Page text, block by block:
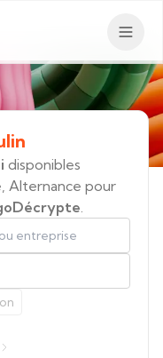
disponibles
Alternance pour
.